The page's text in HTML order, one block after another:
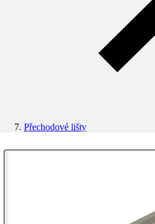
Přechodové lišty